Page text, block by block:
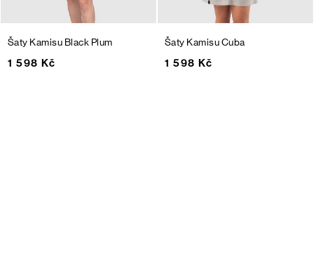
Šaty Kamisu Black Plum
1 598 Kč
Šaty KamisuCuba
1 598 Kč